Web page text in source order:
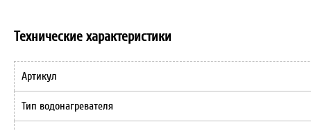
Технические характеристики
Артикул
Тип водонагревателя